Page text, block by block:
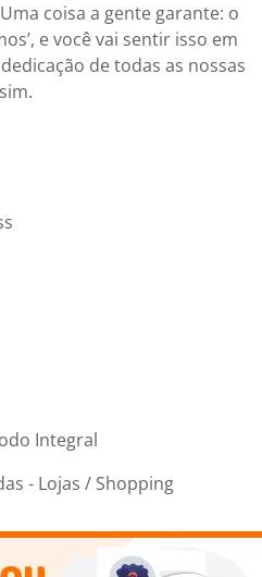
coisa a gente garante: o
e você vai sentir isso em
de todas as nossas
Integral
- Lojas / Shopping